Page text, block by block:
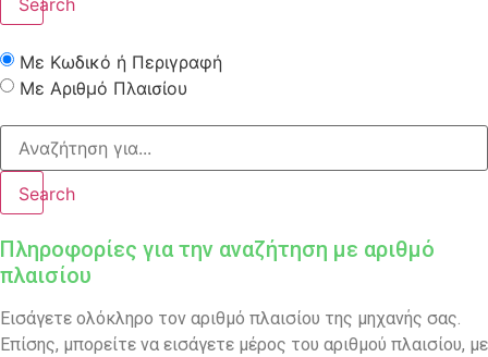
Search
Με Κωδικό ή Περιγραφή
Με Αριθμό Πλαισίου
Search
Πληροφορίες για την αναζήτηση με αριθμό
πλαισίου
Εισάγετε ολόκληρο τον αριθμό πλαισίου της μηχανής σας.
Επίσης, μπορείτε να εισάγετε μέρος του αριθμού πλαισίου, με